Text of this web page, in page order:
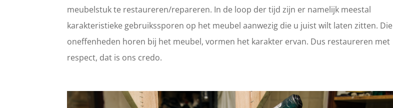
meubelstuk te restaureren/repareren. In de loop der tijd zijn er namelijk meestal
karakteristieke gebruikssporen op het meubel aanwezig die u juist wilt laten zitten. Die
oneffenheden horen bij het meubel, vormen het karakter ervan. Dus restaureren met
respect, dat is ons credo.